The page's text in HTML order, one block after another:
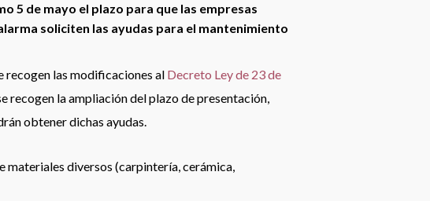
5 de mayo el plazo para que las empresas
soliciten las ayudas para el mantenimiento
recogen las modificaciones al Decreto Ley de 23 de
recogen la ampliación del plazo de presentación,
obtener dichas ayudas.
materiales diversos (carpintería, cerámica,